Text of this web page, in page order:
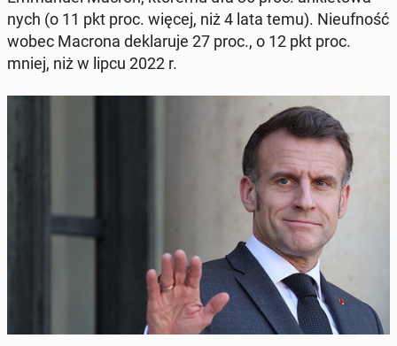
nych (o 11 pkt proc. więcej, niż 4 lata temu). Nie­uf­ność
wobec Macrona de­kla­ru­je 27 proc., o 12 pkt proc.
mniej, niż w lipcu 2022 r.